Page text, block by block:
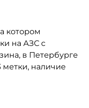
котором
на АЗС с
в Петербурге
метки, наличие